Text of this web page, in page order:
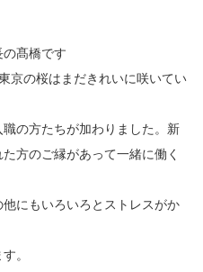
髙橋です
京の桜はまだきれいに咲いてい
の方たちが加わりました。新
方のご縁があって一緒に働く
にもいろいろとストレスがか
。